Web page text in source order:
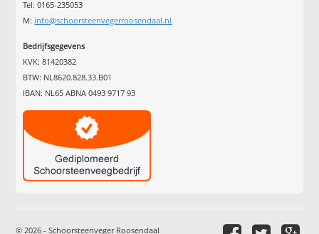
Tel: 0165-235053
M: info@schoorsteenvegerroosendaal.nl
Bedrijfsgegevens
KVK: 81420382
BTW: NL8620.828.33.B01
IBAN: NL65 ABNA 0493 9717 93
© 2026 - Schoorsteenveger Roosendaal